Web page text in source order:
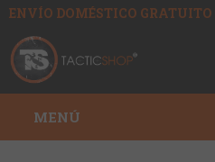
ENVÍO DOMÉSTICO GRATUITO
MENÚ